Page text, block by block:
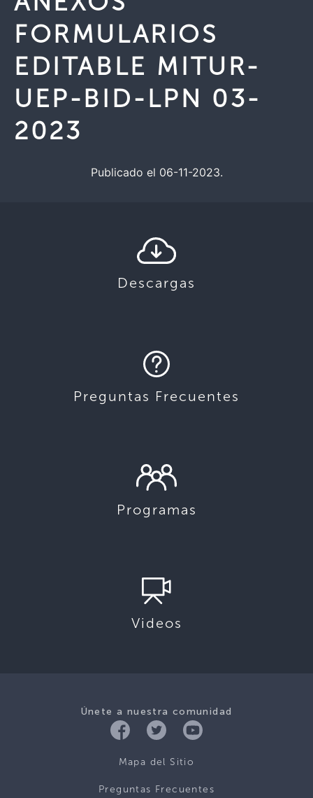
FORMULARIOS
EDITABLE MITUR-
UEP-BID-LPN 03-
2023
Publicado el 06-11-2023.
Descargas
Preguntas Frecuentes
Programas
Videos
Únete a nuestra comunidad
Mapa del Sitio
Preguntas Frecuentes